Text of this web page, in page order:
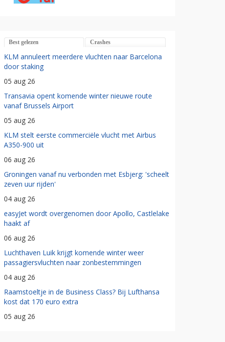
Best gelezen Crashes
KLM annuleert meerdere vluchten naar Barcelona
door staking
05 aug 26
Transavia opent komende winter nieuwe route
vanaf Brussels Airport
05 aug 26
KLM stelt eerste commerciële vlucht met Airbus
A350-900 uit
06 aug 26
Groningen vanaf nu verbonden met Esbjerg: 'scheelt
zeven uur rijden'
04 aug 26
easyJet wordt overgenomen door Apollo, Castlelake
haakt af
06 aug 26
Luchthaven Luik krijgt komende winter weer
passagiersvluchten naar zonbestemmingen
04 aug 26
Raamstoeltje in de Business Class? Bij Lufthansa
kost dat 170 euro extra
05 aug 26